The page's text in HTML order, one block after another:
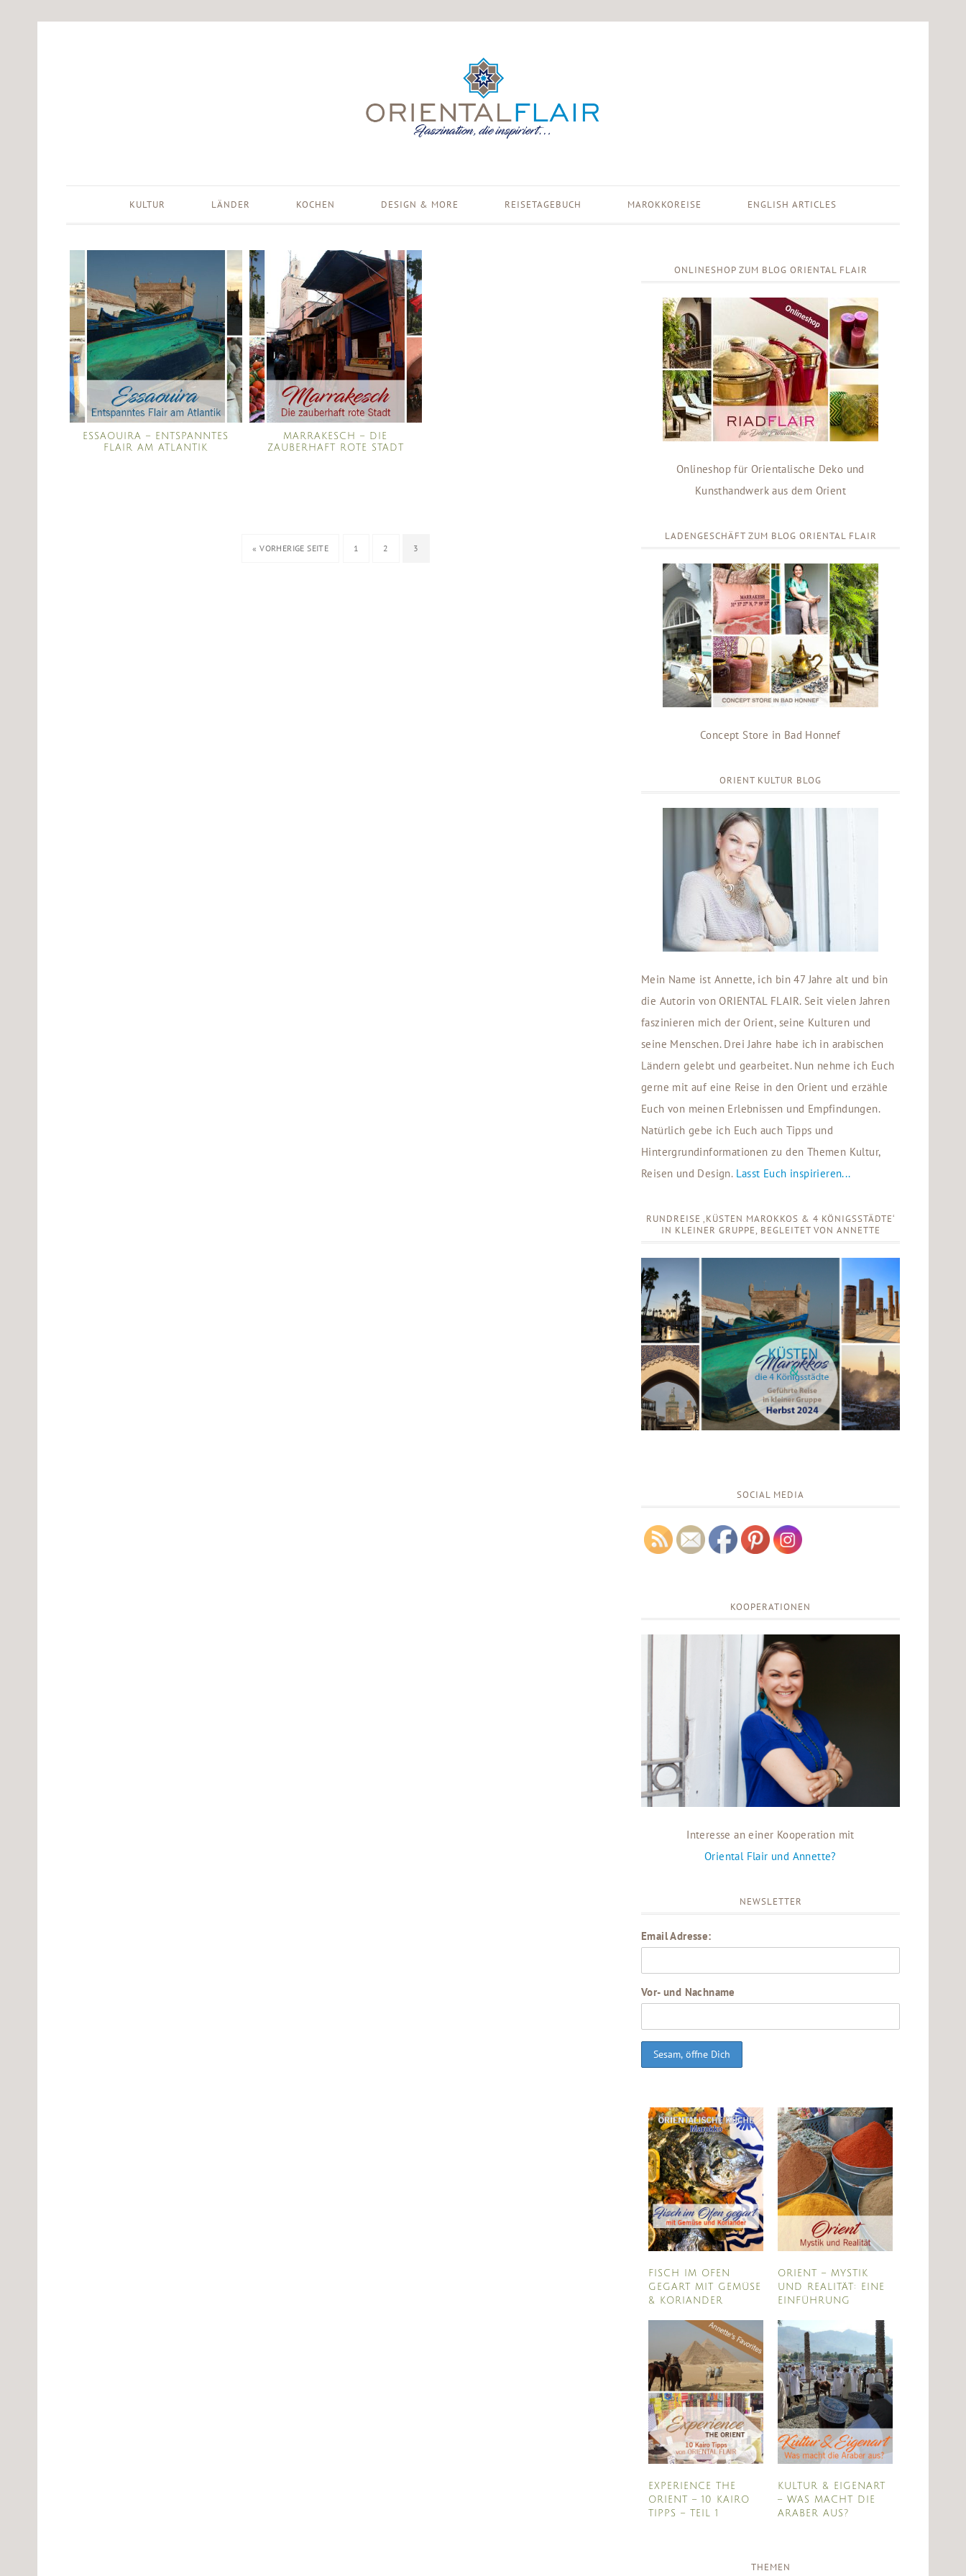
KULTUR LÄNDER KOCHEN DESIGN & MORE REISETAGEBUCH MAROKKOREISE ENGLISH ARTICLES
ESSAOUIRA – ENTSPANNTES
FLAIR AM ATLANTIK
MARRAKESCH – DIE
ZAUBERHAFT ROTE STADT
« VORHERIGE SEITE 1 2 3
ONLINESHOP ZUM BLOG ORIENTAL FLAIR
Onlineshop für Orientalische Deko und
Kunsthandwerk aus dem Orient
LADENGESCHÄFT ZUM BLOG ORIENTAL FLAIR
Concept Store in Bad Honnef
ORIENT KULTUR BLOG
Mein Name ist Annette, ich bin 47 Jahre alt und bin
die Autorin von ORIENTAL FLAIR. Seit vielen Jahren
faszinieren mich der Orient, seine Kulturen und
seine Menschen. Drei Jahre habe ich in arabischen
Ländern gelebt und gearbeitet. Nun nehme ich Euch
gerne mit auf eine Reise in den Orient und erzähle
Euch von meinen Erlebnissen und Empfindungen.
Natürlich gebe ich Euch auch Tipps und
Hintergrundinformationen zu den Themen Kultur,
Reisen und Design. Lasst Euch inspirieren...
RUNDREISE ‚KÜSTEN MAROKKOS & 4 KÖNIGSSTÄDTE‘
IN KLEINER GRUPPE, BEGLEITET VON ANNETTE
SOCIAL MEDIA
KOOPERATIONEN
Interesse an einer Kooperation mit
Oriental Flair und Annette?
NEWSLETTER
Email Adresse:
Vor- und Nachname
FISCH IM OFEN
GEGART MIT GEMÜSE
& KORIANDER
EXPERIENCE THE
ORIENT – 10 KAIRO
TIPPS – TEIL 1
ORIENT – MYSTIK
UND REALITÄT: EINE
EINFÜHRUNG
KULTUR & EIGENART
– WAS MACHT DIE
ARABER AUS?
THEMEN